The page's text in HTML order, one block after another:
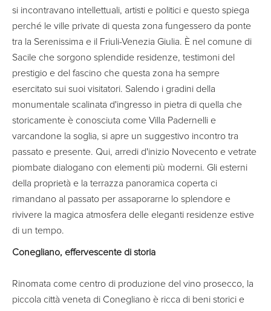
si incontravano intellettuali, artisti e politici e questo spiega
perché le ville private di questa zona fungessero da ponte
tra la Serenissima e il Friuli-Venezia Giulia. È nel comune di
Sacile che sorgono splendide residenze, testimoni del
prestigio e del fascino che questa zona ha sempre
esercitato sui suoi visitatori. Salendo i gradini della
monumentale scalinata d'ingresso in pietra di quella che
storicamente è conosciuta come Villa Padernelli e
varcandone la soglia, si apre un suggestivo incontro tra
passato e presente. Qui, arredi d'inizio Novecento e vetrate
piombate dialogano con elementi più moderni. Gli esterni
della proprietà e la terrazza panoramica coperta ci
rimandano al passato per assaporarne lo splendore e
rivivere la magica atmosfera delle eleganti residenze estive
di un tempo.
Conegliano, effervescente di storia
Rinomata come centro di produzione del vino prosecco, la
piccola città veneta di Conegliano è ricca di beni storici e